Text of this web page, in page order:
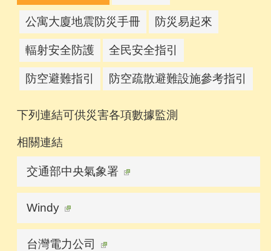
公寓大廈地震防災手冊 防災易起來
輻射安全防護 全民安全指引
防空避難指引 防空疏散避難設施參考指引
下列連結可供災害各項數據監測
相關連結
交通部中央氣象署
Windy
台灣電力公司